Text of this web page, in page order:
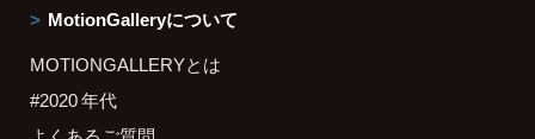
MotionGalleryについて
MOTIONGALLERYとは
#2020 年代